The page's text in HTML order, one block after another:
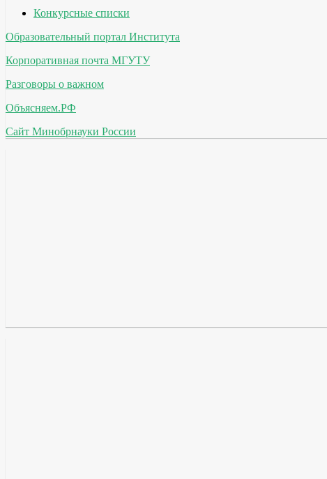
Конкурсные списки
Образовательный портал Института
Корпоративная почта МГУТУ
Разговоры о важном
Объясняем.РФ
Сайт Минобрнауки России